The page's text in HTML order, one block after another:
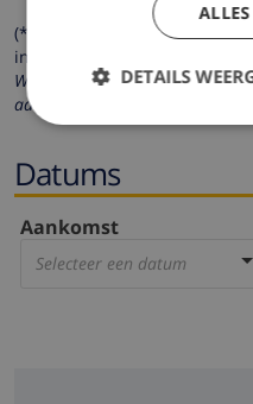
(* de velden met een
ingevuld )
Wij respecteren uw privacy.
aan derden verstrekt.
Datums
Aankomst
Selecteer een datum
DETAILS